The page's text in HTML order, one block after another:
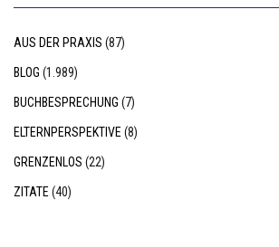
AUS DER PRAXIS (87)
BLOG (1.989)
BUCHBESPRECHUNG (7)
ELTERNPERSPEKTIVE (8)
GRENZENLOS (22)
ZITATE (40)